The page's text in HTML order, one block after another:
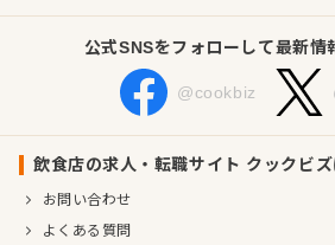
公式SNSをフォローして最新情
@cookbiz
飲食店の求人・転職サイト クックビ
お問い合わせ
よくある質問